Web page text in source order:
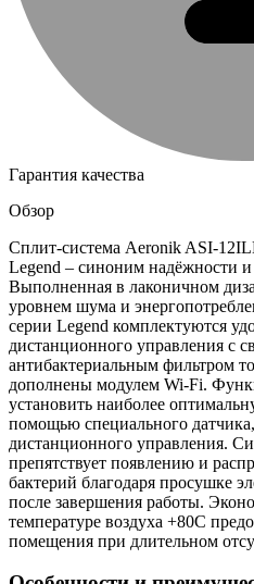
Гарантия качества
Обзор
Сплит-система Aeronik ASI-
Legend – синоним надёжности
Выполненная в лаконичном
уровнем шума и
серии Legend комплектуются
дистанционного управления с
антибактериальным фильтром
дополнены модулем Wi-Fi.
установить наиболее
помощью специального
дистанционного управления.
препятствует появлению и
бактерий благодаря просушке
после завершения работы.
температуре воздуха +80С
помещения при длительном